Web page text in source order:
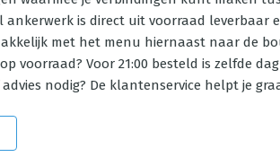
ankerwerk is direct uit voorraad leverbaar
met het menu hiernaast naar de
voorraad? Voor 21:00 besteld is zelfde
nodig? De klantenservice helpt je